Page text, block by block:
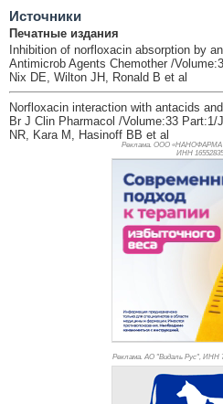
Источники
Печатные издания
Inhibition of norfloxacin absorption by
Antimicrob Agents Chemother /
Nix DE, Wilton JH, Ronald B et al
Norfloxacin interaction with antacids
Br J Clin Pharmacol /Volume:33 Part:1/
NR, Kara M, Hasinoff BB et al
Реклама. ООО
ИНН 165
Реклама. АО "Видаль Рус", ИНН